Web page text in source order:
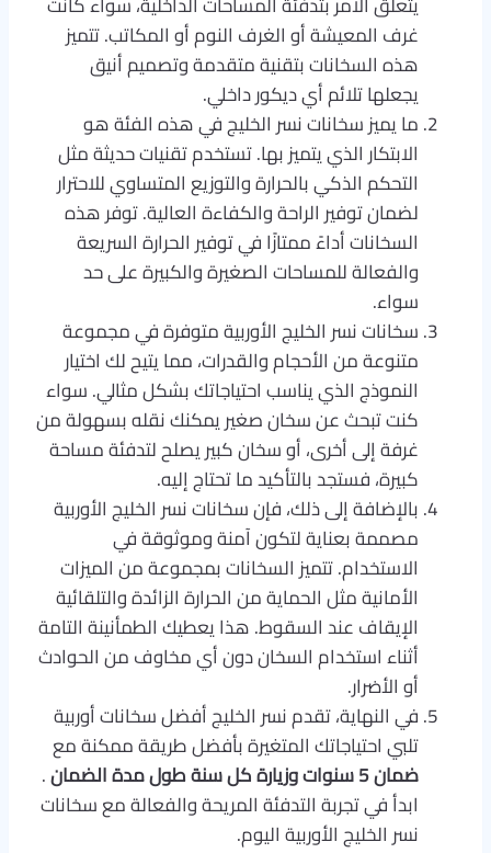
غرف المعيشة أو الغرف النوم أو المكاتب. تتميز
هذه السخانات بتقنية متقدمة وتصميم أنيق
يجعلها تلائم أي ديكور داخلي.
ما يميز سخانات نسر الخليج في هذه الفئة هو
الابتكار الذي يتميز بها. تستخدم تقنيات حديثة مثل
التحكم الذكي بالحرارة والتوزيع المتساوي للاحترار
لضمان توفير الراحة والكفاءة العالية. توفر هذه
السخانات أداءً ممتازًا في توفير الحرارة السريعة
والفعالة للمساحات الصغيرة والكبيرة على حد
سواء.
سخانات نسر الخليج الأوربية متوفرة في مجموعة
متنوعة من الأحجام والقدرات، مما يتيح لك اختيار
النموذج الذي يناسب احتياجاتك بشكل مثالي. سواء
كنت تبحث عن سخان صغير يمكنك نقله بسهولة من
غرفة إلى أخرى، أو سخان كبير يصلح لتدفئة مساحة
كبيرة، فستجد بالتأكيد ما تحتاج إليه.
بالإضافة إلى ذلك، فإن سخانات نسر الخليج الأوربية
مصممة بعناية لتكون آمنة وموثوقة في
الاستخدام. تتميز السخانات بمجموعة من الميزات
الأمانية مثل الحماية من الحرارة الزائدة والتلقائية
الإيقاف عند السقوط. هذا يعطيك الطمأنينة التامة
أثناء استخدام السخان دون أي مخاوف من الحوادث
أو الأضرار.
في النهاية، تقدم نسر الخليج أفضل سخانات أوربية
تلبي احتياجاتك المتغيرة بأفضل طريقة ممكنة مع
ضمان 5 سنوات وزيارة كل سنة طول مدة الضمان
.
ابدأ في تجربة التدفئة المريحة والفعالة مع سخانات
نسر الخليج الأوربية اليوم.